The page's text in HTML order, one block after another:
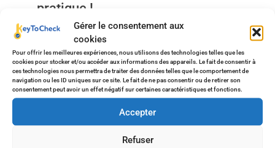
Gérer le consentement aux
cookies
Pour offrir les meilleures expériences, nous utilisons des technologies telles que les
cookies pour stocker et/ou accéder aux informations des appareils. Le fait de consentir à
ces technologies nous permettra de traiter des données telles que le comportement de
navigation ou les ID uniques sur ce site. Le fait de ne pas consentir ou de retirer son
consentement peut avoir un effet négatif sur certaines caractéristiques et fonctions.
Accepter
Refuser
pratique !
Une organisation optimale !
En regroupant toutes vos tâches